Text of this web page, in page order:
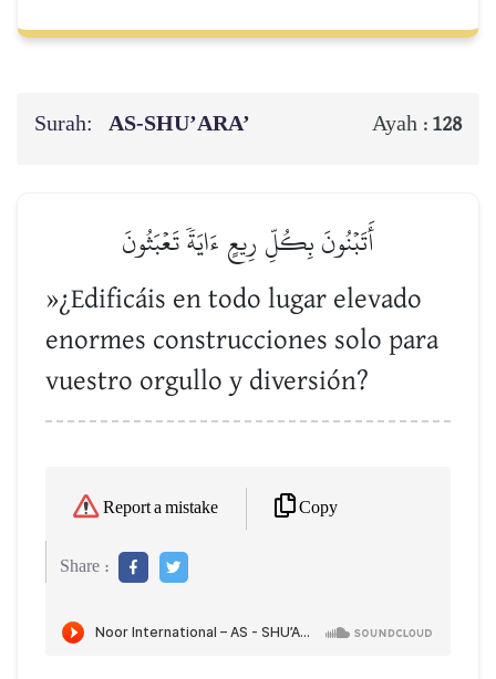
Surah: AS-SHU’ARA’ Ayah : 128
أَتَبۡنُونَ بِكُلِّ رِيعٍ ءَايَةٗ تَعۡبَثُونَ
»¿Edificáis en todo lugar elevado
enormes construcciones solo para
vuestro orgullo y diversión?
Report a mistake Copy
Share :